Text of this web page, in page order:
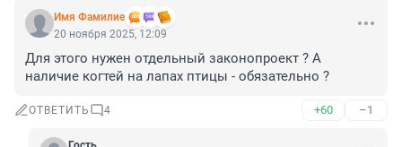
Имя Фамилие
20 ноября 2025, 12:09
Для этого нужен отдельный законопроект ? А
наличие когтей на лапах птицы - обязательно ?
ОТВЕТИТЬ 4 +60 –1